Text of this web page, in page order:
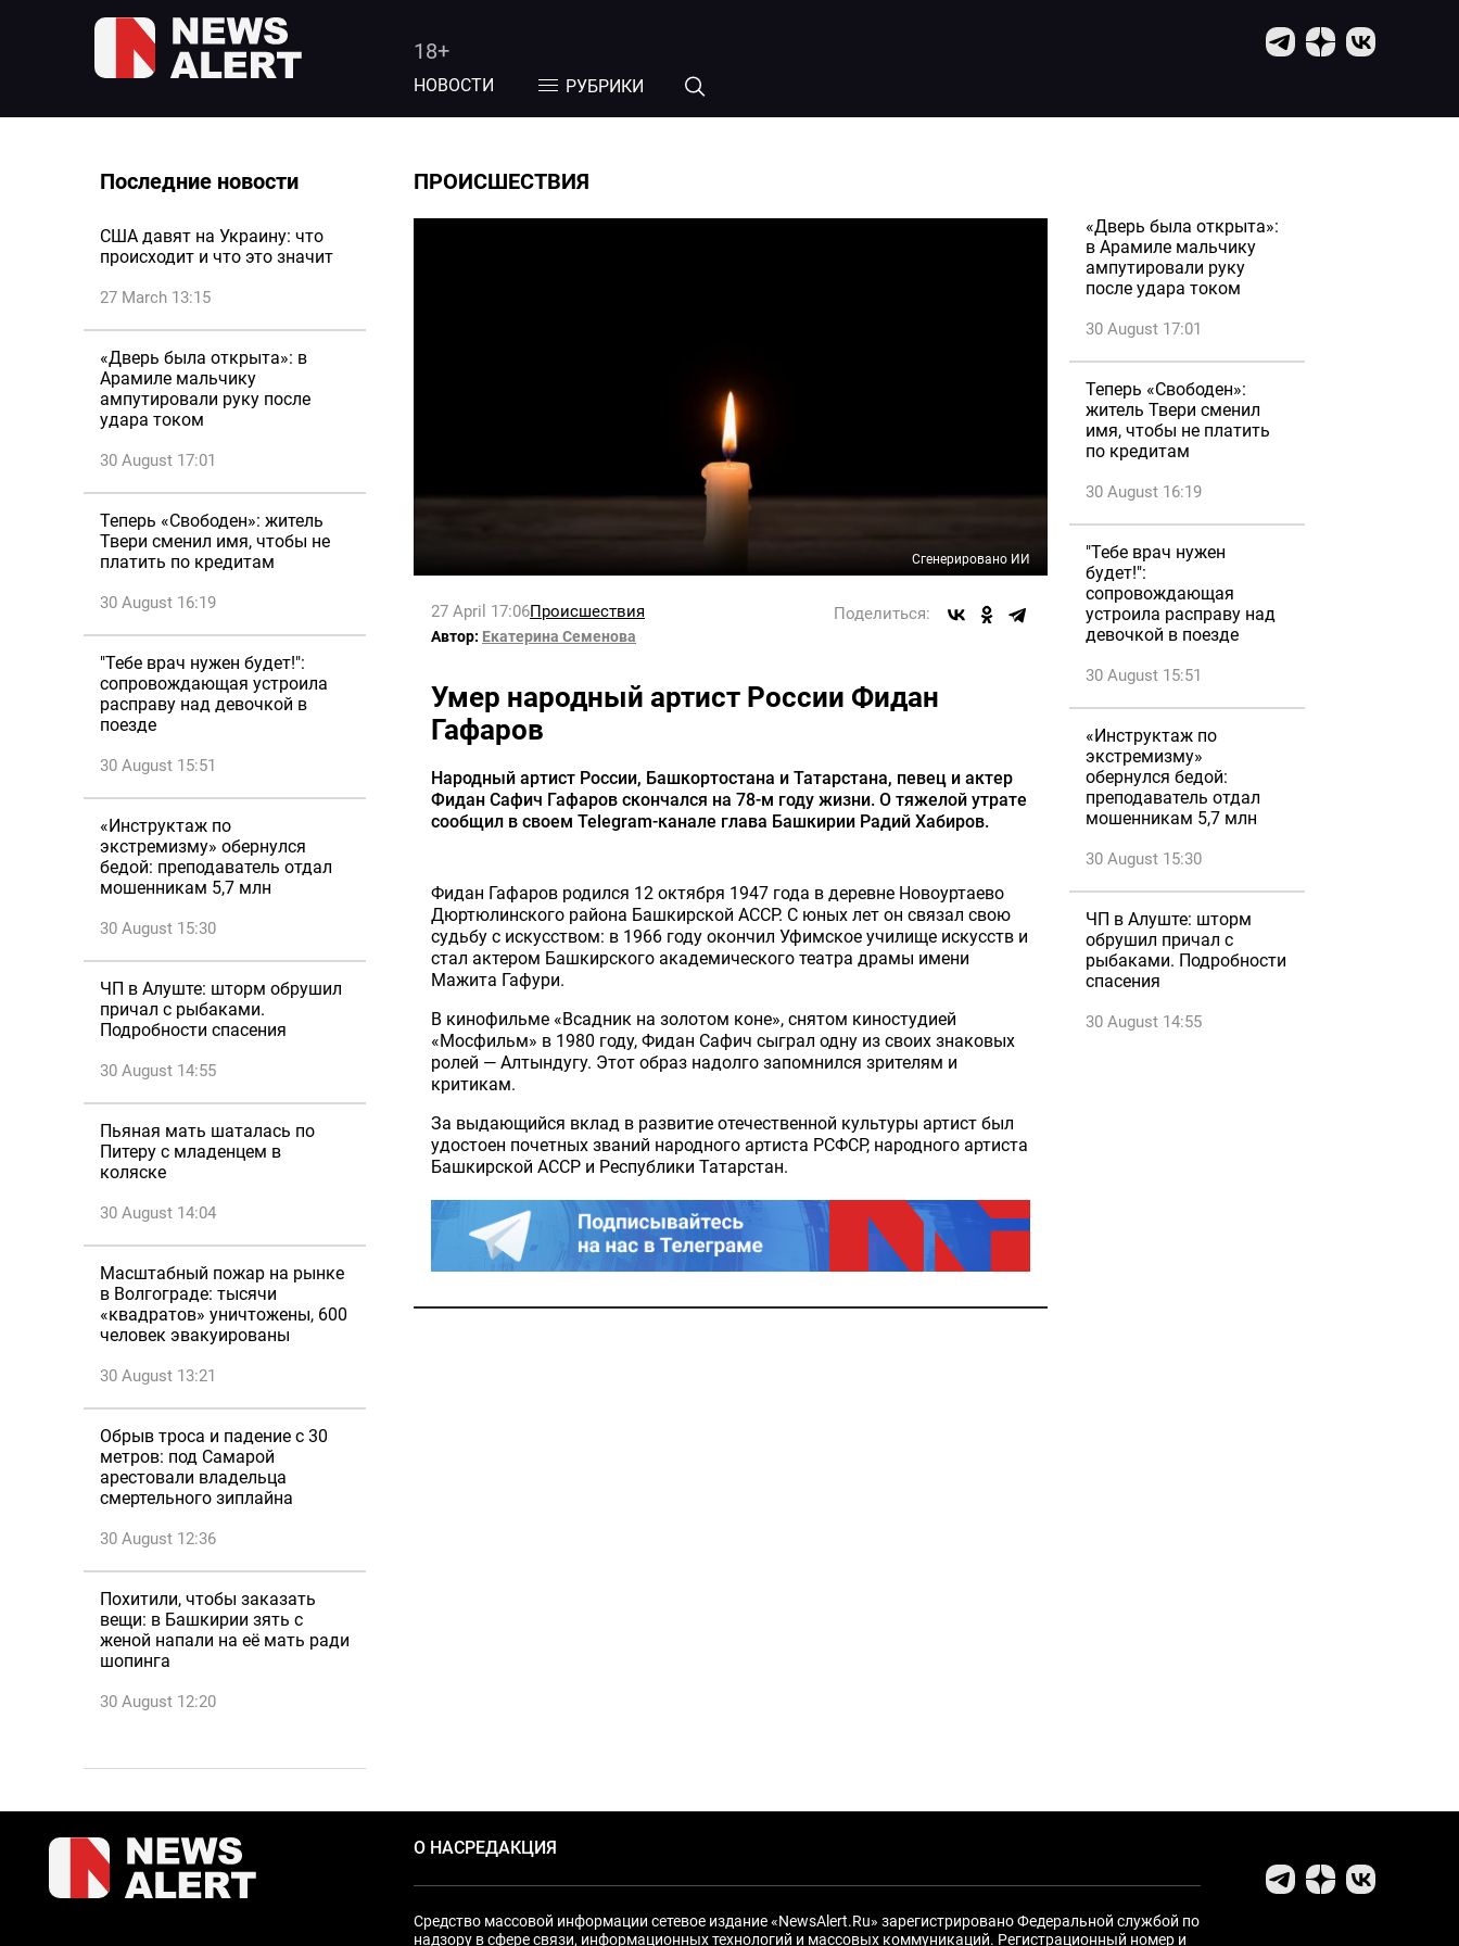
18+
НОВОСТИ РУБРИКИ
Последние новости
США давят на Украину: что
происходит и что это значит
27 March 13:15
«Дверь была открыта»: в
Арамиле мальчику
ампутировали руку после
удара током
30 August 17:01
Теперь «Свободен»: житель
Твери сменил имя, чтобы не
платить по кредитам
30 August 16:19
"Тебе врач нужен будет!":
сопровождающая устроила
расправу над девочкой в
поезде
30 August 15:51
«Инструктаж по
экстремизму» обернулся
бедой: преподаватель отдал
мошенникам 5,7 млн
30 August 15:30
ЧП в Алуште: шторм обрушил
причал с рыбаками.
Подробности спасения
30 August 14:55
Пьяная мать шаталась по
Питеру с младенцем в
коляске
30 August 14:04
Масштабный пожар на рынке
в Волгограде: тысячи
«квадратов» уничтожены, 600
человек эвакуированы
30 August 13:21
Обрыв троса и падение с 30
метров: под Самарой
арестовали владельца
смертельного зиплайна
30 August 12:36
Похитили, чтобы заказать
вещи: в Башкирии зять с
женой напали на её мать ради
шопинга
30 August 12:20
ПРОИСШЕСТВИЯ
Сгенерировано ИИ
27 April 17:06Происшествия Поделиться:
Автор: Екатерина Семенова
Умер народный артист России Фидан
Гафаров
Народный артист России, Башкортостана и Татарстана, певец и актер
Фидан Сафич Гафаров скончался на 78-м году жизни. О тяжелой утрате
сообщил в своем Telegram-канале глава Башкирии Радий Хабиров.
Фидан Гафаров родился 12 октября 1947 года в деревне Новоуртаево
Дюртюлинского района Башкирской АССР. С юных лет он связал свою
судьбу с искусством: в 1966 году окончил Уфимское училище искусств и
стал актером Башкирского академического театра драмы имени
Мажита Гафури.
В кинофильме «Всадник на золотом коне», снятом киностудией
«Мосфильм» в 1980 году, Фидан Сафич сыграл одну из своих знаковых
ролей — Алтындугу. Этот образ надолго запомнился зрителям и
критикам.
За выдающийся вклад в развитие отечественной культуры артист был
удостоен почетных званий народного артиста РСФСР, народного артиста
Башкирской АССР и Республики Татарстан.
«Дверь была открыта»:
в Арамиле мальчику
ампутировали руку
после удара током
30 August 17:01
Теперь «Свободен»:
житель Твери сменил
имя, чтобы не платить
по кредитам
30 August 16:19
"Тебе врач нужен
будет!":
сопровождающая
устроила расправу над
девочкой в поезде
30 August 15:51
«Инструктаж по
экстремизму»
обернулся бедой:
преподаватель отдал
мошенникам 5,7 млн
30 August 15:30
ЧП в Алуште: шторм
обрушил причал с
рыбаками. Подробности
спасения
30 August 14:55
О НАСРЕДАКЦИЯ
Средство массовой информации сетевое издание «NewsAlert.Ru» зарегистрировано Федеральной службой по
надзору в сфере связи, информационных технологий и массовых коммуникаций. Регистрационный номер и